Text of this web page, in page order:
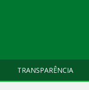
TRANSPARÊNCIA